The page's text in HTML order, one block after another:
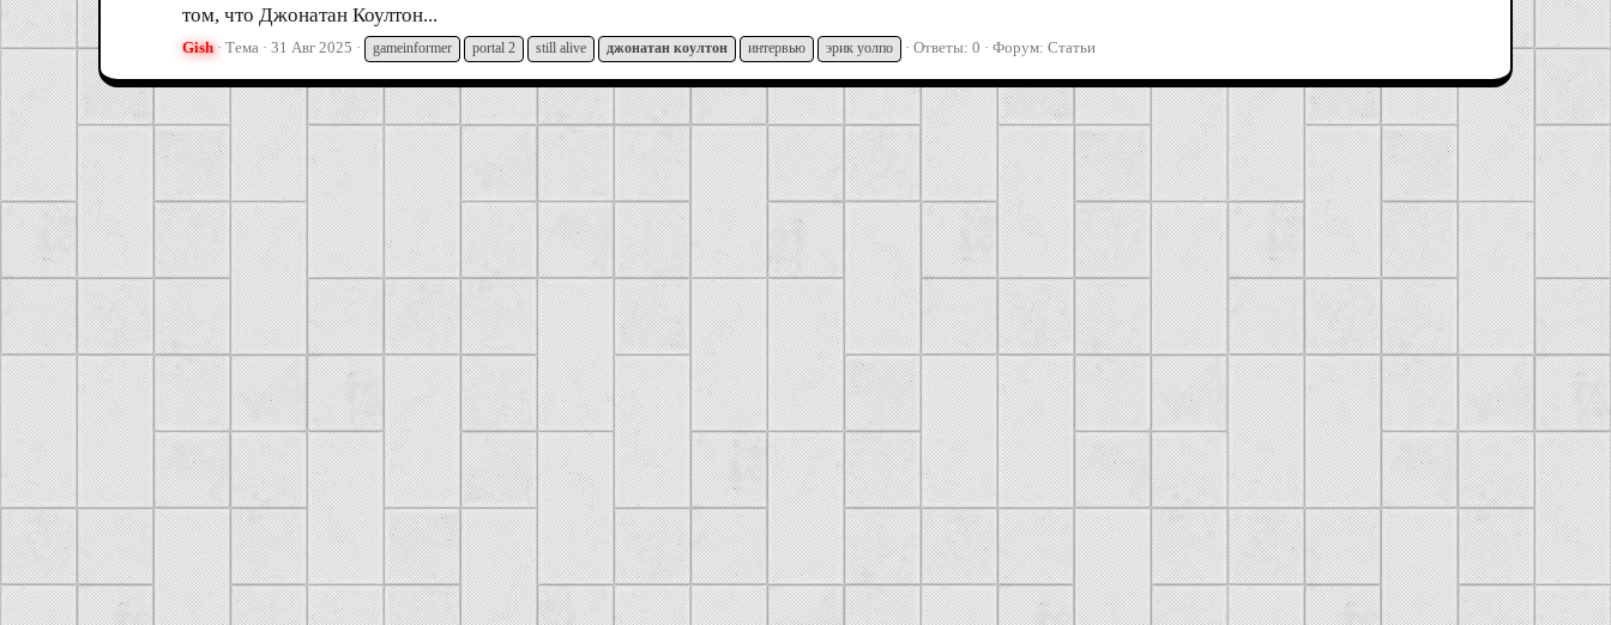
том, что Джонатан Коултон...
Gish Тема 31 Авг 2025 gameinformer portal 2 still alive джонатан коултон интервью эрик уолпо Ответы: 0 Форум: Статьи